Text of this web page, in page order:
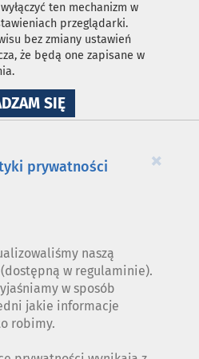
ten mechanizm w
przeglądarki.
bez zmiany ustawień
że będą one zapisane w
SIĘNA
WYKORZYSTANIE
×
prywatności
naszą
(dostępną w regulaminie).
w sposób
jakie informacje
robimy.